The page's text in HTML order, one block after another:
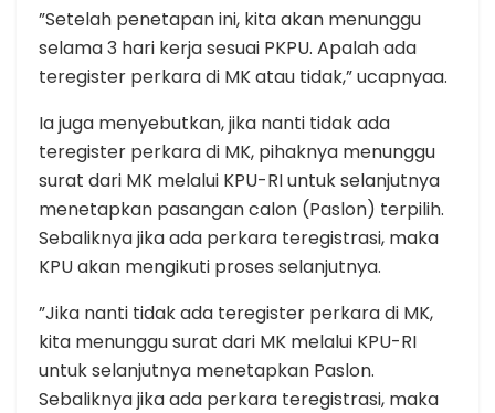
”Setelah penetapan ini, kita akan menunggu
selama 3 hari kerja sesuai PKPU. Apalah ada
teregister perkara di MK atau tidak,” ucapnyaa.
Ia juga menyebutkan, jika nanti tidak ada
teregister perkara di MK, pihaknya menunggu
surat dari MK melalui KPU-RI untuk selanjutnya
menetapkan pasangan calon (Paslon) terpilih.
Sebaliknya jika ada perkara teregistrasi, maka
KPU akan mengikuti proses selanjutnya.
”Jika nanti tidak ada teregister perkara di MK,
kita menunggu surat dari MK melalui KPU-RI
untuk selanjutnya menetapkan Paslon.
Sebaliknya jika ada perkara teregistrasi, maka